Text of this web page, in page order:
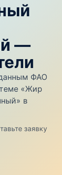
—
ФАО
«Жир
в
заявку